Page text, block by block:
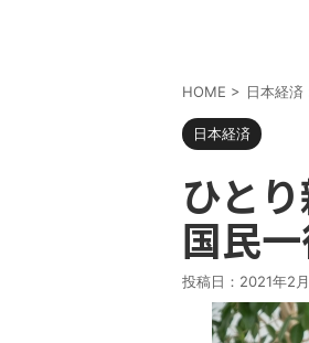
HOME > 日本経済
日本経済
ひと
国民
投稿日： 2021年2